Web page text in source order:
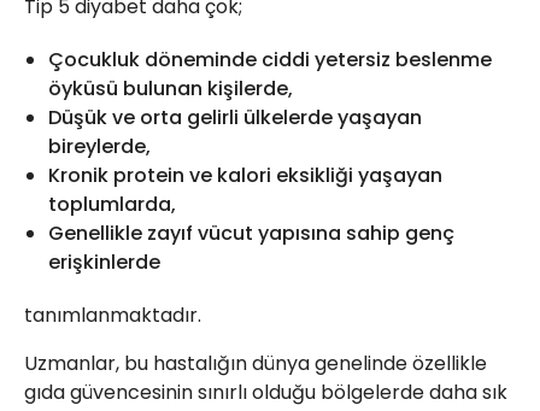
Tip 5 diyabet daha çok;
Çocukluk döneminde ciddi yetersiz beslenme
öyküsü bulunan kişilerde,
Düşük ve orta gelirli ülkelerde yaşayan
bireylerde,
Kronik protein ve kalori eksikliği yaşayan
toplumlarda,
Genellikle zayıf vücut yapısına sahip genç
erişkinlerde
tanımlanmaktadır.
Uzmanlar, bu hastalığın dünya genelinde özellikle
gıda güvencesinin sınırlı olduğu bölgelerde daha sık